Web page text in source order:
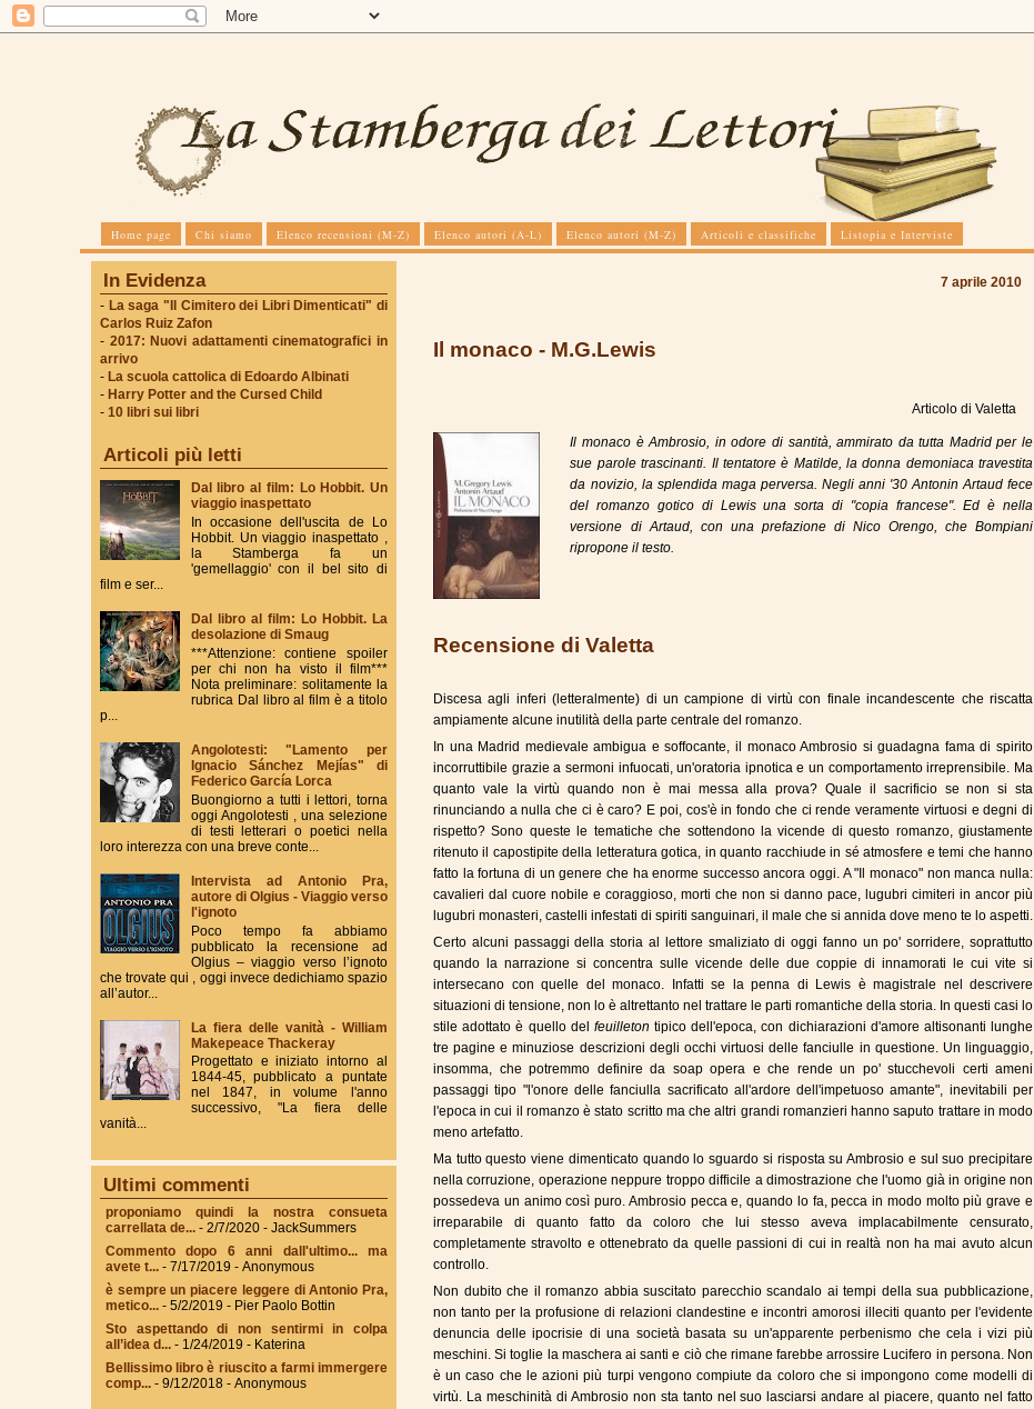
Home page Chi siamo Elenco recensioni (M-Z) Elenco autori (A-L) Elenco autori (M-Z) Articoli e classifiche Listopia e Interviste
In Evidenza
- La saga "Il Cimitero dei Libri Dimenticati" di
Carlos Ruiz Zafon
- 2017: Nuovi adattamenti cinematografici in
arrivo
- La scuola cattolica di Edoardo Albinati
- Harry Potter and the Cursed Child
- 10 libri sui libri
Articoli più letti
Dal libro al film: Lo Hobbit. Un
viaggio inaspettato
In occasione dell'uscita de Lo
Hobbit. Un viaggio inaspettato ,
la Stamberga fa un
'gemellaggio' con il bel sito di
film e ser...
Dal libro al film: Lo Hobbit. La
desolazione di Smaug
***Attenzione: contiene spoiler
per chi non ha visto il film***
Nota preliminare: solitamente la
rubrica Dal libro al film è a titolo
p...
Angolotesti: "Lamento per
Ignacio Sánchez Mejías" di
Federico García Lorca
Buongiorno a tutti i lettori, torna
oggi Angolotesti , una selezione
di testi letterari o poetici nella
loro interezza con una breve conte...
Intervista ad Antonio Pra,
autore di Olgius - Viaggio verso
l'ignoto
Poco tempo fa abbiamo
pubblicato la recensione ad
Olgius – viaggio verso l’ignoto
che trovate qui , oggi invece dedichiamo spazio
all’autor...
La fiera delle vanità - William
Makepeace Thackeray
Progettato e iniziato intorno al
1844-45, pubblicato a puntate
nel 1847, in volume l'anno
successivo, "La fiera delle
vanità...
Ultimi commenti
proponiamo quindi la nostra consueta
carrellata de... - 2/7/2020 - JackSummers
Commento dopo 6 anni dall'ultimo... ma
avete t... - 7/17/2019 - Anonymous
è sempre un piacere leggere di Antonio Pra,
metico... - 5/2/2019 - Pier Paolo Bottin
Sto aspettando di non sentirmi in colpa
all’idea d... - 1/24/2019 - Katerina
Bellissimo libro è riuscito a farmi immergere
comp... - 9/12/2018 - Anonymous
7 aprile 2010
Il monaco - M.G.Lewis
Articolo di Valetta
Il monaco è Ambrosio, in odore di santità, ammirato da tutta Madrid per le
sue parole trascinanti. Il tentatore è Matilde, la donna demoniaca travestita
da novizio, la splendida maga perversa. Negli anni '30 Antonin Artaud fece
del romanzo gotico di Lewis una sorta di "copia francese". Ed è nella
versione di Artaud, con una prefazione di Nico Orengo, che Bompiani
ripropone il testo.
Recensione di Valetta
Discesa agli inferi (letteralmente) di un campione di virtù con finale incandescente che riscatta
ampiamente alcune inutilità della parte centrale del romanzo.
In una Madrid medievale ambigua e soffocante, il monaco Ambrosio si guadagna fama di spirito
incorruttibile grazie a sermoni infuocati, un'oratoria ipnotica e un comportamento irreprensibile. Ma
quanto vale la virtù quando non è mai messa alla prova? Quale il sacrificio se non si sta
rinunciando a nulla che ci è caro? E poi, cos'è in fondo che ci rende veramente virtuosi e degni di
rispetto? Sono queste le tematiche che sottendono la vicende di questo romanzo, giustamente
ritenuto il capostipite della letteratura gotica, in quanto racchiude in sé atmosfere e temi che hanno
fatto la fortuna di un genere che ha enorme successo ancora oggi. A "Il monaco" non manca nulla:
cavalieri dal cuore nobile e coraggioso, morti che non si danno pace, lugubri cimiteri in ancor più
lugubri monasteri, castelli infestati di spiriti sanguinari, il male che si annida dove meno te lo aspetti.
Certo alcuni passaggi della storia al lettore smaliziato di oggi fanno un po' sorridere, soprattutto
quando la narrazione si concentra sulle vicende delle due coppie di innamorati le cui vite si
intersecano con quelle del monaco. Infatti se la penna di Lewis è magistrale nel descrivere
situazioni di tensione, non lo è altrettanto nel trattare le parti romantiche della storia. In questi casi lo
stile adottato è quello del feuilleton tipico dell'epoca, con dichiarazioni d'amore altisonanti lunghe
tre pagine e minuziose descrizioni degli occhi virtuosi delle fanciulle in questione. Un linguaggio,
insomma, che potremmo definire da soap opera e che rende un po' stucchevoli certi ameni
passaggi tipo "l'onore delle fanciulla sacrificato all'ardore dell'impetuoso amante", inevitabili per
l'epoca in cui il romanzo è stato scritto ma che altri grandi romanzieri hanno saputo trattare in modo
meno artefatto.
Ma tutto questo viene dimenticato quando lo sguardo si risposta su Ambrosio e sul suo precipitare
nella corruzione, operazione neppure troppo difficile a dimostrazione che l'uomo già in origine non
possedeva un animo così puro. Ambrosio pecca e, quando lo fa, pecca in modo molto più grave e
irreparabile di quanto fatto da coloro che lui stesso aveva implacabilmente censurato,
completamente stravolto e ottenebrato da quelle passioni di cui in realtà non ha mai avuto alcun
controllo.
Non dubito che il romanzo abbia suscitato parecchio scandalo ai tempi della sua pubblicazione,
non tanto per la profusione di relazioni clandestine e incontri amorosi illeciti quanto per l'evidente
denuncia delle ipocrisie di una società basata su un'apparente perbenismo che cela i vizi più
meschini. Si toglie la maschera ai santi e ciò che rimane farebbe arrossire Lucifero in persona. Non
è un caso che le azioni più turpi vengono compiute da coloro che si impongono come modelli di
virtù. La meschinità di Ambrosio non sta tanto nel suo lasciarsi andare al piacere, quanto nel fatto